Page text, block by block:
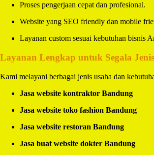
Proses pengerjaan cepat dan profesional.
Website yang SEO friendly dan mobile
Layanan custom sesuai kebutuhan bisnis
Layanan Lengkap untuk Segala
Kami melayani berbagai jenis usaha dan
Jasa website kontraktor Bandung
Jasa website toko fashion Bandung
Jasa website restoran Bandung
Jasa buat website dokter Bandung